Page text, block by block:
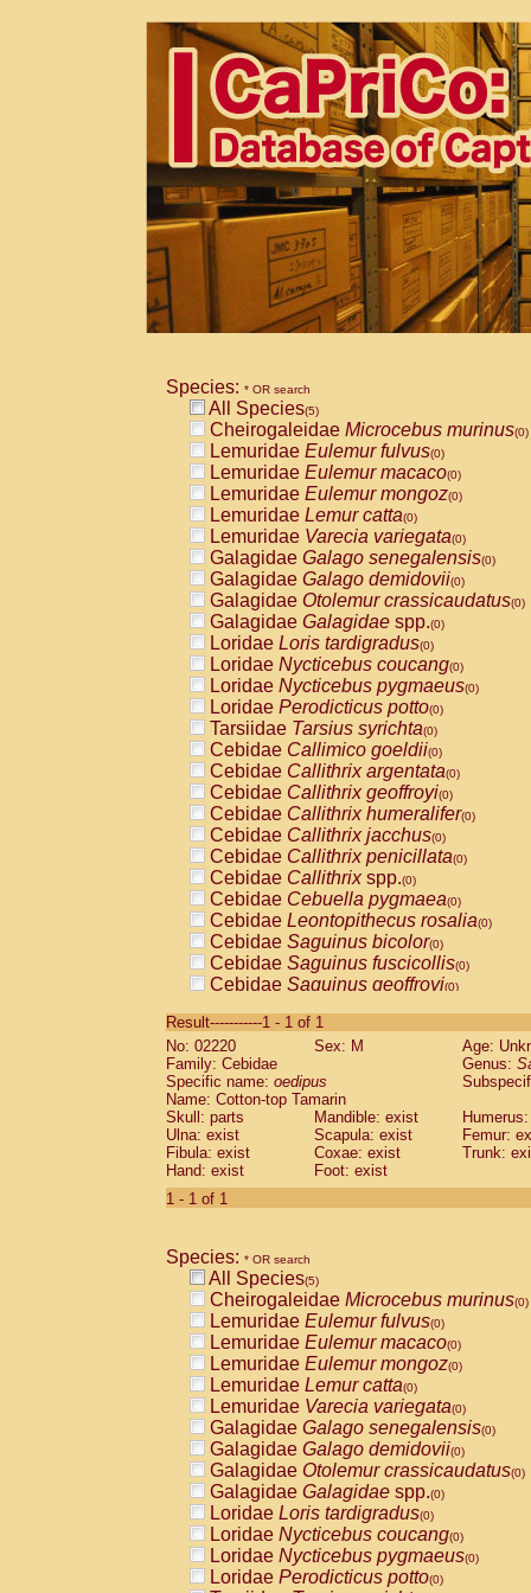
Species: * OR search
All Species(5)
Cheirogaleidae Microcebus murinus(0)
Lemuridae Eulemur fulvus(0)
Lemuridae Eulemur macaco(0)
Lemuridae Eulemur mongoz(0)
Lemuridae Lemur catta(0)
Lemuridae Varecia variegata(0)
Galagidae Galago senegalensis(0)
Galagidae Galago demidovii(0)
Galagidae Otolemur crassicaudatus(0)
Galagidae Galagidae spp.(0)
Loridae Loris tardigradus(0)
Loridae Nycticebus coucang(0)
Loridae Nycticebus pygmaeus(0)
Loridae Perodicticus potto(0)
Tarsiidae Tarsius syrichta(0)
Cebidae Callimico goeldii(0)
Cebidae Callithrix argentata(0)
Cebidae Callithrix geoffroyi(0)
Cebidae Callithrix humeralifer(0)
Cebidae Callithrix jacchus(0)
Cebidae Callithrix penicillata(0)
Cebidae Callithrixspp.(0)
Cebidae Cebuella pygmaea(0)
Cebidae Leontopithecus rosalia(0)
Cebidae Saguinus bicolor(0)
Cebidae Saguinus fuscicollis(0)
Cebidae Saguinus geoffroyi(0)
CebidaeSaguinus labiatus(0)
Cebidae Saguinus leucopus (0)
Cebidae
CebidaeSaguinus mystax
Cebidae Saguinus nigricollis (1)
Cebidae Saguinus oedipus
Cebidae Saguinus weddelli
Cebidae Saguinusspp.
Cebidae
CebidaeCebus capucinus
CebidaeCebus nigrivittatus
CebidaeCebus spp.(0)
CebidaeSaimiri boliviensis(0)
CebidaeSaimiri sciureus(0)
AtelidaeAlouatta caraya(0)
AtelidaeAlouatta fusca(0)
AtelidaeAlouatta seniculus(0)
AtelidaeAlouattaspp.(0)
AtelidaeAteles belzebuth(0)
AtelidaeAteles geoffroyi(0)
AtelidaeAteles paniscus(0)
AtelidaeAtelesspp.(0)
AtelidaeLagothrix lagothricha(0)
AtelidaeLagothrix lagothricha cana
PitheciidaeCacajao calvus
Result-----------1 - 1 of 1
No: 02220
Sex: M
Age:
Family: Cebidae
Genus:
Specific name: oedipus
Name: Cotton-top Tamarin
Skull: parts
Mandible: exist
Ulna: exist
Scapula: exist
Femur:
Fibula: exist
Coxae: exist
Trunk:
Hand: exist
Foot: exist
1 - 1 of 1
Species: * OR search
All Species(5)
Cheirogaleidae Microcebus murinus(0)
Lemuridae Eulemur fulvus(0)
Lemuridae Eulemur macaco(0)
Lemuridae Eulemur mongoz(0)
Lemuridae Lemur catta(0)
Lemuridae Varecia variegata(0)
Galagidae Galago senegalensis(0)
Galagidae Galago demidovii(0)
Galagidae Otolemur crassicaudatus(0)
Galagidae Galagidae spp.(0)
Loridae Loris tardigradus(0)
Loridae Nycticebus coucang(0)
Loridae Nycticebus pygmaeus(0)
Loridae Perodicticus potto(0)